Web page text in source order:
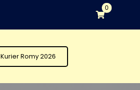
0
Kurier Romy 2026